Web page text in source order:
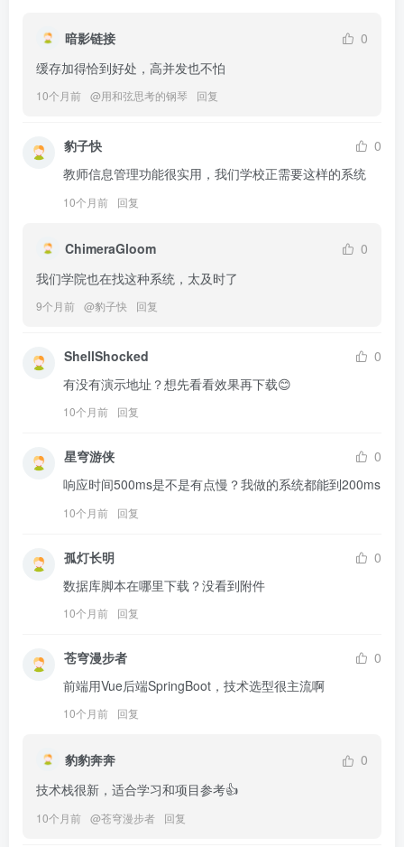
暗影链接
0
缓存加得恰到好处，高并发也不怕
10个月前 @用和弦思考的钢琴 回复
豹子快
0
教师信息管理功能很实用，我们学校正需要这样的系统
10个月前 回复
ChimeraGloom
0
我们学院也在找这种系统，太及时了
9个月前 @豹子快 回复
ShellShocked
0
有没有演示地址？想先看看效果再下载😊
10个月前 回复
星穹游侠
0
响应时间500ms是不是有点慢？我做的系统都能到200ms
10个月前 回复
孤灯长明
0
数据库脚本在哪里下载？没看到附件
10个月前 回复
苍穹漫步者
0
前端用Vue后端SpringBoot，技术选型很主流啊
10个月前 回复
豹豹奔奔
0
技术栈很新，适合学习和项目参考👍
10个月前 @苍穹漫步者 回复